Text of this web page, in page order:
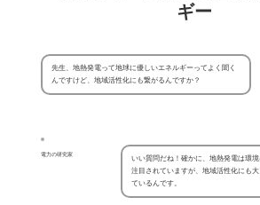
ギー
先生、地熱発電って地球に優しいエネルギーってよく聞く
んですけど、地域活性化にも繋がるんですか？
電力の研究家
いい質問だね！確かに、地熱発電は環
注目されていますが、地域活性化にも
ているんです。